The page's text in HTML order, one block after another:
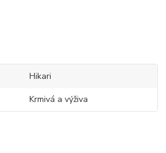
Hikari
Krmivá a výživa